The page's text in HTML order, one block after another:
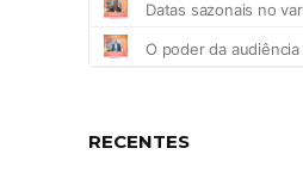
RECENTES